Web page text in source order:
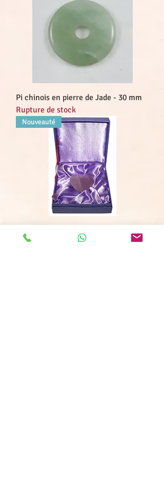
Pi chinois en pierre de Jade - 30 mm
Rupture de stock
Nouveauté
Coeur pierre semi-précieuse
Améthyste (pierre de gemme)